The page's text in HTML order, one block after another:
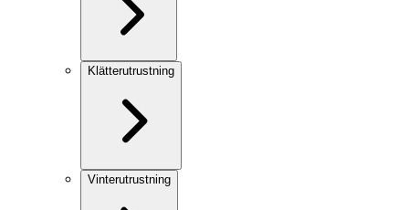
Klätterutrustning
Vinterutrustning